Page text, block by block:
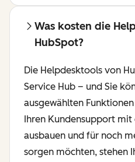
Was kosten die
HubSpot?
Die Helpdesktools von
Service Hub – und Sie
ausgewählten
Ihren Kundensupport
ausbauen und für noch
sorgen möchten, stehen